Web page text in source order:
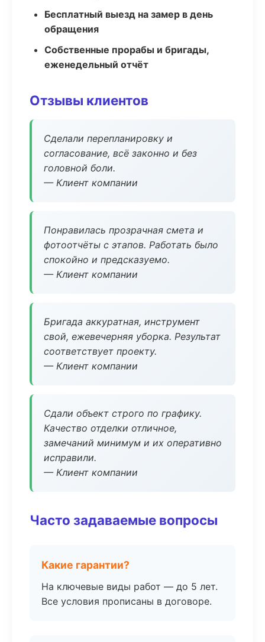
Бесплатный выезд на замер в день
обращения
Собственные прорабы и бригады,
еженедельный отчёт
Отзывы клиентов
Сделали перепланировку и
согласование, всё законно и без
головной боли.
— Клиент компании
Понравилась прозрачная смета и
фотоотчёты с этапов. Работать было
спокойно и предсказуемо.
— Клиент компании
Бригада аккуратная, инструмент
свой, ежевечерняя уборка. Результат
соответствует проекту.
— Клиент компании
Сдали объект строго по графику.
Качество отделки отличное,
замечаний минимум и их оперативно
исправили.
— Клиент компании
Часто задаваемые вопросы
Какие гарантии?
На ключевые виды работ — до 5 лет.
Все условия прописаны в договоре.